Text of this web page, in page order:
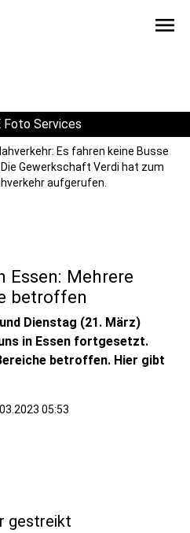
menu
Foto Services
Es fahren keine Busse
Gewerkschaft Verdi hat zum
aufgerufen.
Essen: Mehrere
betroffen
Dienstag (21. März)
in Essen fortgesetzt.
betroffen. Hier gibt
05:53
gestreikt